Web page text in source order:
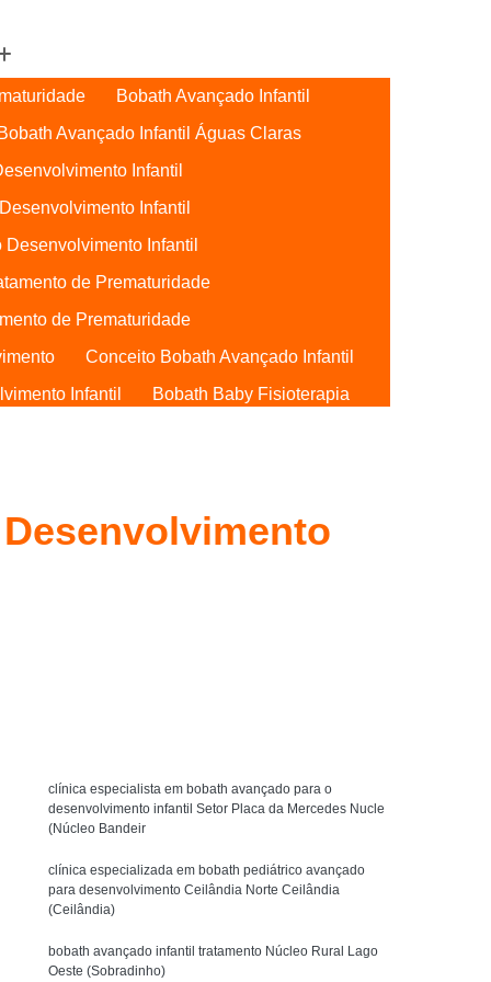
Bobath Avançado Infantil
Bobath Avançado Infantil Águas Claras
Infantil
Infantil
Infantil
de Prematuridade
de Prematuridade
Conceito Bobath Avançado Infantil
Infantil
Bobath Baby Fisioterapia
Fisioterapia Bobath Infantil para Autista
Cognitivo Comportamental Infantil
Psicoterapia Infantil Comportamental
Psicoterapia para Criança Autista
Psicoterapia para Crianças
Psicoterapia para Crianças Águas Claras
Terapia de Integração Ayres para Autista
clínica especialista em bobath avançado para o
desenvolvimento infantil Setor Placa da Mercedes Nucle
(Núcleo Bandeir
clínica especializada em bobath pediátrico avançado
para desenvolvimento Ceilândia Norte Ceilândia
(Ceilândia)
bobath avançado infantil tratamento Núcleo Rural Lago
Oeste (Sobradinho)